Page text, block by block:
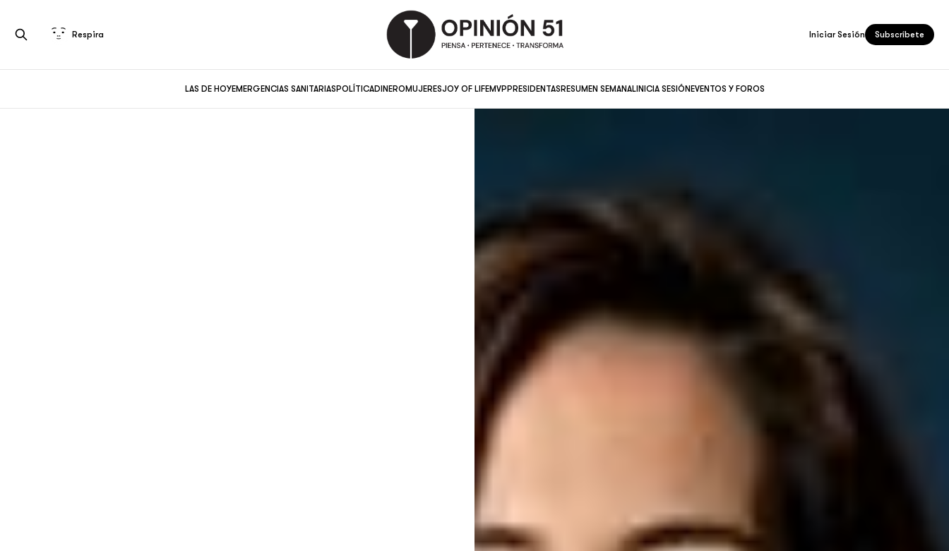
LAS DE HOYEMERGENCIAS SANITARIASPOLÍTICADINEROMUJERESJOY OF LIFEMVPPRESIDENTASRESUMEN SEMANALINICIA SESIÓNEVENTOS Y FOROS
Respira Iniciar Sesión Subscríbete